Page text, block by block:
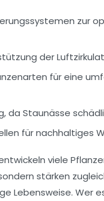
zur
der
für eine
da Staunässe
für nachhaltiges
viele
stärken
Lebensweise. Wer